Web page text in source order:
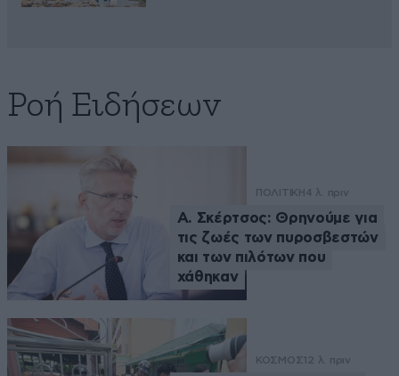
Ροή Ειδήσεων
ΠΟΛΙΤΙΚΗ4 λ. πριν
Α. Σκέρτσος: Θρηνούμε για
τις ζωές των πυροσβεστών
και των πιλότων που
χάθηκαν
ΚΟΣΜΟΣ 12 λ. πριν